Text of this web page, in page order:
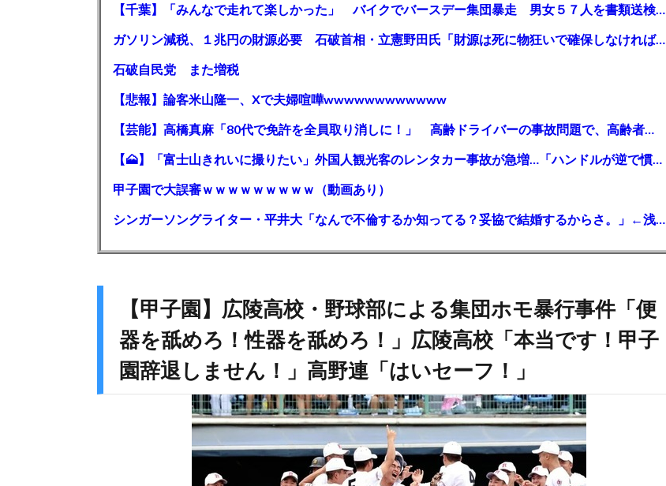
【千葉】「みんなで走れて楽しかった」 バイクでバースデー集団暴走 男女５７人を書類送検 SNSで参加者募る
ガソリン減税、１兆円の財源必要 石破首相・立憲野田氏「財源は死に物狂いで確保しなければならない」「本当に死に物狂いで」
石破自民党 また増税
【悲報】論客米山隆一、Xで夫婦喧嘩wwwwwwwwwwww
【芸能】高橋真麻「80代で免許を全員取り消しに！」 高齢ドライバーの事故問題で、高齢者の運転免許取り消し法を提案
【🗻】「富士山きれいに撮りたい」外国人観光客のレンタカー事故が急増…「ハンドルが逆で慣れず」、道の狭さも
甲子園で大誤審ｗｗｗｗｗｗｗｗｗ（動画あり）
シンガーソングライター・平井大「なんで不倫するか知ってる？妥協で結婚するからさ。」←浅すぎると大炎上
【甲子園】広陵高校・野球部による集団ホモ暴行事件「便
器を舐めろ！性器を舐めろ！」広陵高校「本当です！甲子
園辞退しません！」高野連「はいセーフ！」